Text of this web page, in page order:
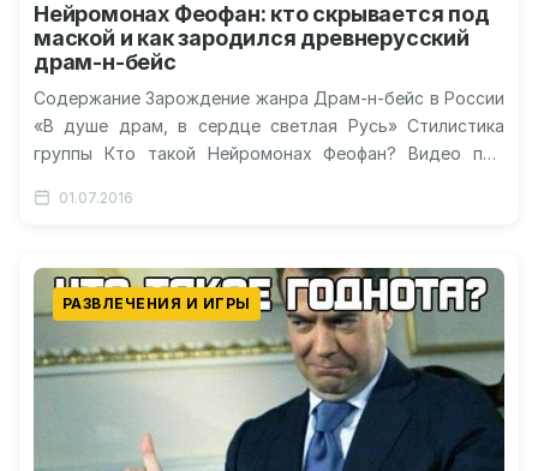
Нейромонах Феофан: кто скрывается под
маской и как зародился древнерусский
драм-н-бейс
Содержание Зарождение жанра Драм-н-бейс в России
«В душе драм, в сердце светлая Русь» Стилистика
группы Кто такой Нейромонах Феофан? Видео про
01.07.2016
РАЗВЛЕЧЕНИЯ И ИГРЫ